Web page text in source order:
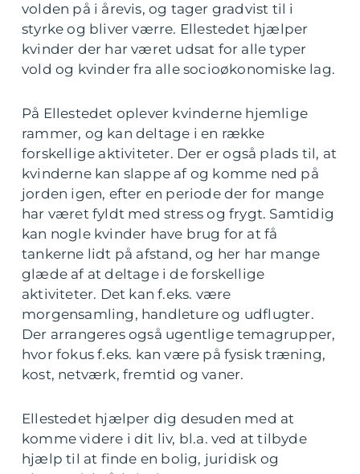
volden på i årevis, og tager gradvist til i
styrke og bliver værre. Ellestedet hjælper
kvinder der har været udsat for alle typer
vold og kvinder fra alle socioøkonomiske lag.
På Ellestedet oplever kvinderne hjemlige
rammer, og kan deltage i en række
forskellige aktiviteter. Der er også plads til, at
kvinderne kan slappe af og komme ned på
jorden igen, efter en periode der for mange
har været fyldt med stress og frygt. Samtidig
kan nogle kvinder have brug for at få
tankerne lidt på afstand, og her har mange
glæde af at deltage i de forskellige
aktiviteter. Det kan f.eks. være
morgensamling, handleture og udflugter.
Der arrangeres også ugentlige temagrupper,
hvor fokus f.eks. kan være på fysisk træning,
kost, netværk, fremtid og vaner.
Ellestedet hjælper dig desuden med at
komme videre i dit liv, bl.a. ved at tilbyde
hjælp til at finde en bolig, juridisk og